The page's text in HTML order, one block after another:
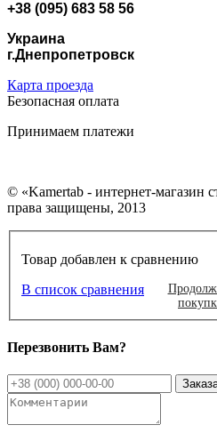
+38 (095) 683 58 56
Украина
г.Днепропетровск
Карта проезда
Безопасная оплата
Принимаем платежи
© «Kamertab - интернет-магазин
права защищены, 2013
Товар добавлен к сравнению
В список сравнения
Перезвонить Вам?